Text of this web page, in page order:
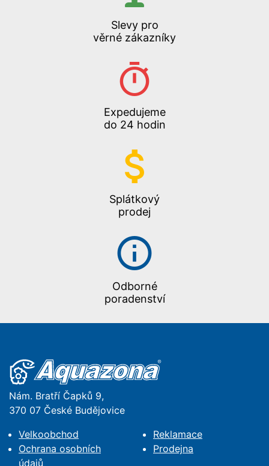
Slevy pro
věrné zákazníky
Expedujeme
do 24 hodin
Splátkový
prodej
Odborné
poradenství
Nám. Bratří Čapků 9,
370 07 České Budějovice
Velkoobchod
Ochrana osobních
údajů
Reklamace
Prodejna